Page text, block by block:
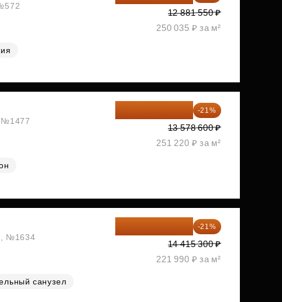
12 881 550 ₽
250 035 ₽ за м²
№1477
-21%
13 578 600 ₽
251 220 ₽ за м²
№1634
санузел
-21%
14 415 300 ₽
221 990 ₽ за м²